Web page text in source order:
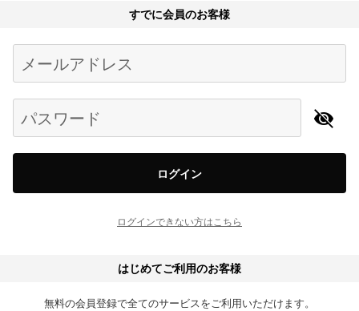
すでに会員のお客様
Begin typing for results.
メールアドレス
パスワード
ログイン
ログインできない方はこちら
はじめてご利用のお客様
無料の会員登録で全てのサービスをご利用いただけます。